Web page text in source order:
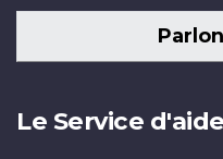
Le Service